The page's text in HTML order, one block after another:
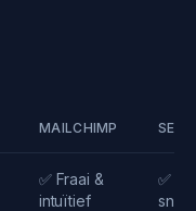
MAILCHIMP
✅ Fraai &
intuïtief
✅
snel